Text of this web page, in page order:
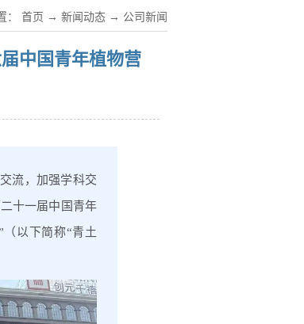
： 首页 → 新闻动态 → 公司新闻
中国青年植物营
流，加强学科交
十一届中国青年
以下简称“青土